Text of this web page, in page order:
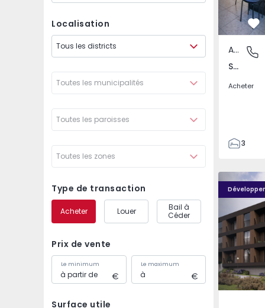
Localisation
Tous les districts
Toutes les municipalités
Toutes les paroisses
Toutes les zones
Type de transaction
Acheter Louer
Bail à
Céder
Prix de vente
Le minimum Le maximum
Surface utile
Santo
Appartement
Santo António dos Cavaleiros e Frielas, Lisboa
Acheter
3
85
93
7
Nova